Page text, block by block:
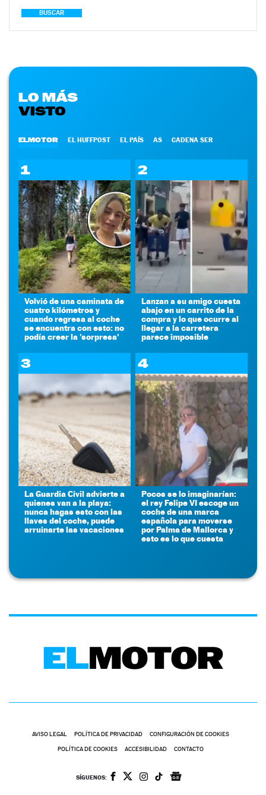
BUSCAR
LO MÁS
VISTO
ELMOTOR EL HUFFPOST EL PAÍS AS CADENA SER
1
Volvió de una caminata de
cuatro kilómetros y
cuando regresa al coche
se encuentra con esto: no
podía creer la 'sorpresa'
2
Lanzan a su amigo cuesta
abajo en un carrito de la
compra y lo que ocurre al
llegar a la carretera
parece imposible
3
La Guardia Civil advierte a
quienes van a la playa:
nunca hagas esto con las
llaves del coche, puede
arruinarte las vacaciones
4
Pocos se lo imaginarían:
el rey Felipe VI escoge un
coche de una marca
española para moverse
por Palma de Mallorca y
esto es lo que cuesta
AVISO LEGAL POLÍTICA DE PRIVACIDAD CONFIGURACIÓN DE COOKIES
POLÍTICA DE COOKIES ACCESIBILIDAD CONTACTO
SÍGUENOS: